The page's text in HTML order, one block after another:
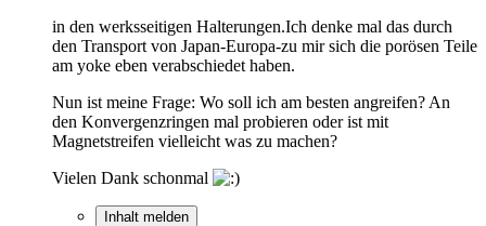
in den werksseitigen Halterungen.Ich denke mal das durch
den Transport von Japan-Europa-zu mir sich die porösen Teile
am yoke eben verabschiedet haben.
Nun ist meine Frage: Wo soll ich am besten angreifen? An
den Konvergenzringen mal probieren oder ist mit
Magnetstreifen vielleicht was zu machen?
Vielen Dank schonmal
Inhalt melden